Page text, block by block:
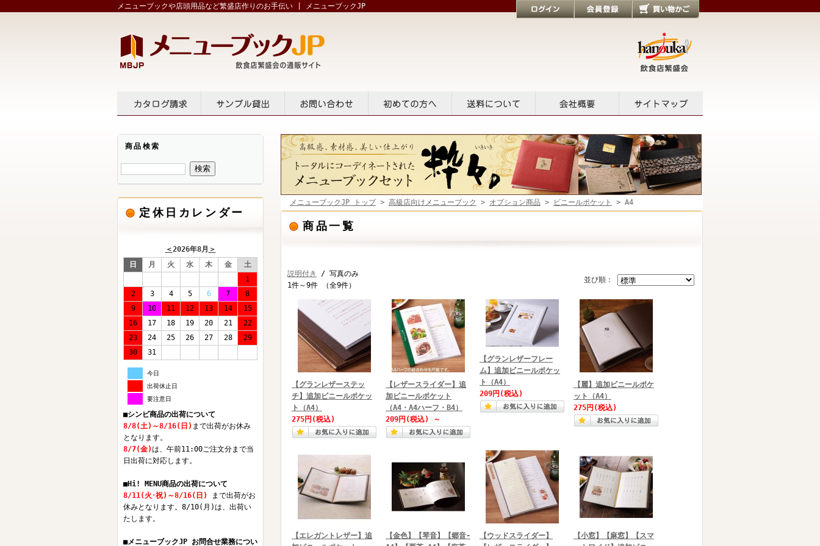
メニューブックや店頭用品など繁盛店作りのお手伝い | メニューブックJP
商品検索
定休日カレンダー
＜2026年8月 ＞
日
月 火 水 木 金
土
1
2
3 4 5 6 7
8
9
10 11 12 13 14
15
16
17 18 19 20 21
22
23
24 25 26 27 28
29
30
31
今日
出荷休止日
要注意日
■シンビ商品の出荷について
8/8(土)～8/16(日) まで出荷がお休み
となります。
8/7(金)は、午前11:00ご注文分まで当
日出荷に対応します。
■Hi! MENU商品の出荷について
8/11(火･祝)～8/16(日)
まで出荷がお
休みとなります。8/10(月)は、出荷い
たします。
■メニューブックJP お問合せ業務につい
メニューブックJP トップ> 高級店向けメニューブック > オプション商品 > ビニールポケット > A4
商品一覧
並び順：
説明付き
/ 写真のみ
1件～9件 （全9件）
【グランレザーステッ
チ】追加ビニールポケッ
ト（A4）
275円 (税込)
【レザースライダー】追
加ビニールポケット
（A4・A4ハーフ・B4）
209円 (税込) ～
【グランレザーフレー
ム】追加ビニールポケッ
ト（A4）
209円 (税込)
【麗】追加ビニールポケ
ット（A4）
275円 (税込)
【エレガントレザー】追
【金色】【琴音】【郷音-
【ウッドスライダー】
【小窓】【麻窓】【スマ